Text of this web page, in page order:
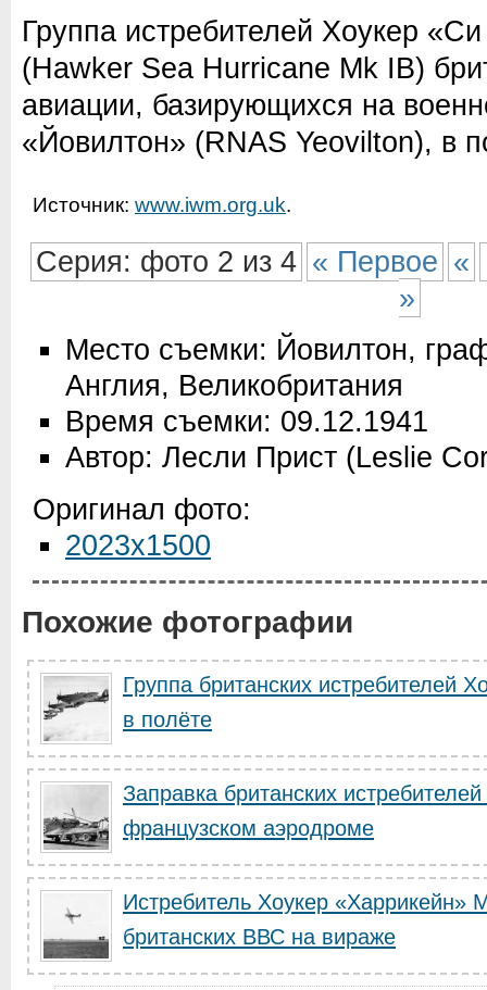
Группа истребителей Хоукер
(Hawker Sea Hurricane Mk IB)
авиации, базирующихся на
«Йовилтон» (RNAS Yeovilton), в
Источник: www.iwm.org.uk.
Серия: фото 2 из 4 « Первое «
»
Место съемки: Йовилтон,
Англия, Великобритания
Время съемки: 09.12.1941
Автор: Лесли Прист (Leslie
Оригинал фото:
2023x1500
Похожие фотографии
Группа британских истребителей
в полёте
Заправка британских
французском аэродроме
Истребитель Хоукер «Харрикейн»
британских ВВС на вираже